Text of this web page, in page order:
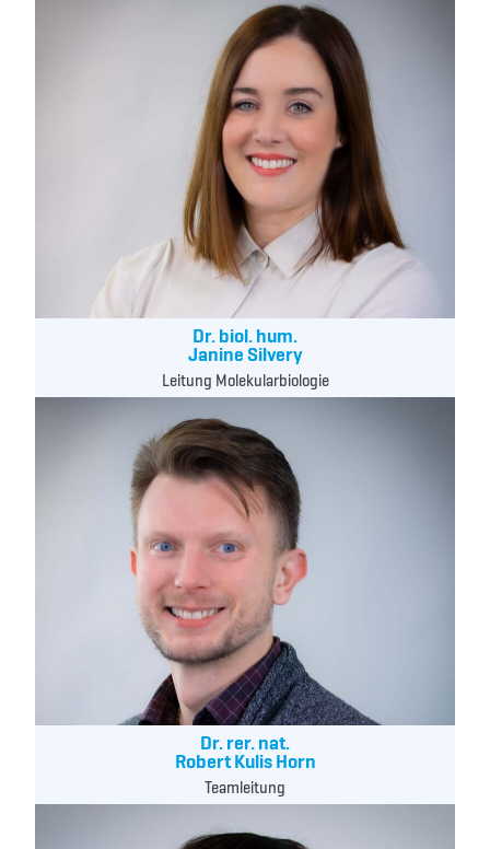
Dr. biol. hum.
Janine Silvery
Leitung Molekularbiologie
Dr. rer. nat.
Robert Kulis Horn
Teamleitung